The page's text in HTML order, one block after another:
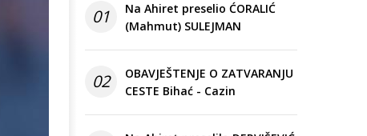
01
Na Ahiret preselio ĆORALIĆ
(Mahmut) SULEJMAN
02
OBAVJEŠTENJE O ZATVARANJU
CESTE Bihać - Cazin